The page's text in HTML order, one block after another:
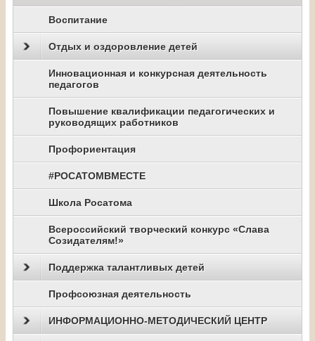
Воспитание
Отдых и оздоровление детей
Инновационная и конкурсная деятельность
педагогов
Повышение квалификации педагогических и
руководящих работников
Профориентация
#РОСАТОМВМЕСТЕ
Школа Росатома
Всероссийский творческий конкурс «Слава
Созидателям!»
Поддержка талантливых детей
Профсоюзная деятельность
ИНФОРМАЦИОННО-МЕТОДИЧЕСКИЙ ЦЕНТР